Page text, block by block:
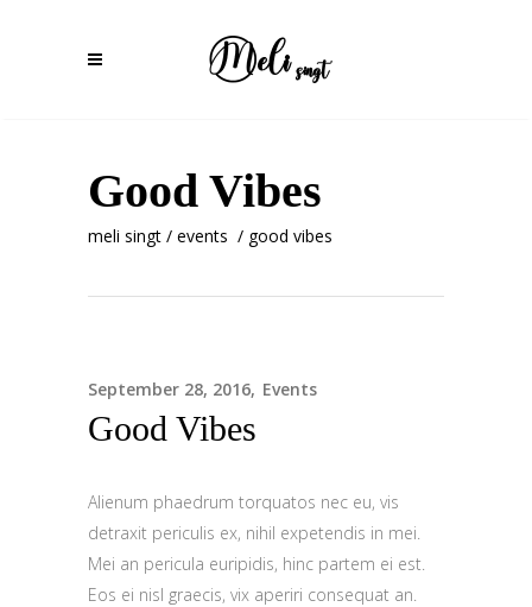
Good Vibes
meli singt / events / good vibes
September 28, 2016 Events
Good Vibes
Alienum phaedrum torquatos nec eu, vis
detraxit periculis ex, nihil expetendis in mei.
Mei an pericula euripidis, hinc partem ei est.
Eos ei nisl graecis, vix aperiri consequat an.